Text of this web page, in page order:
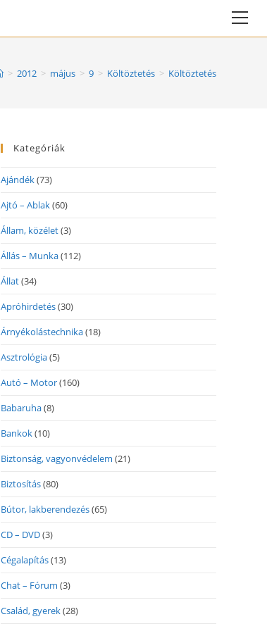
> 2012 > május > 9 > Költöztetés > Költöztetés
Kategóriák
Ajándék(73)
Ajtó – Ablak(60)
Állam, közélet(3)
Állás – Munka(112)
Állat(34)
Apróhirdetés(30)
Árnyékolástechnika(18)
Asztrológia(5)
Autó – Motor(160)
Babaruha(8)
Bankok(10)
Biztonság, vagyonvédelem (21)
Biztosítás(80)
Bútor, lakberendezés(65)
CD – DVD(3)
Cégalapítás(13)
Chat – Fórum (3)
Család, gyerek(28)